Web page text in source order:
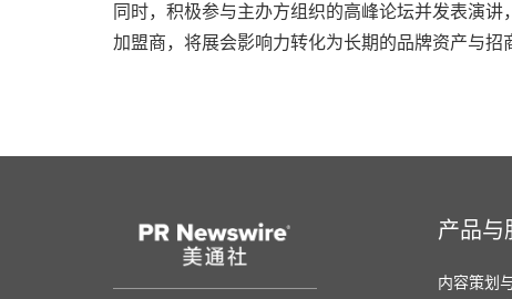
同时，积极参与主办方组织的高峰论坛并发表演
加盟商，将展会影响力转化为长期的品牌资产与招
产品与
内容策划